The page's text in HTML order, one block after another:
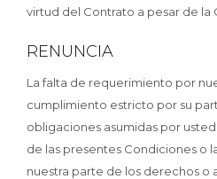
virtud del Contrato a pesar de la
RENUNCIA
La falta de requerimiento por
cumplimiento estricto por su
obligaciones asumidas por
de las presentes Condiciones o
nuestra parte de los derechos o